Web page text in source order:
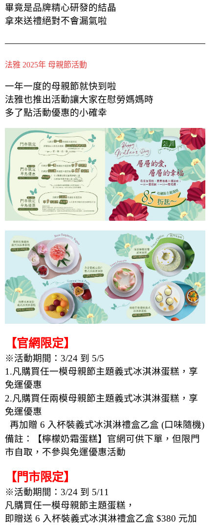
畢竟是品牌精心研發的結晶
拿來送禮絕對不會漏氣啦
法雅 2025年 母親節活動
一年一度的母親節就快到啦
法雅也推出活動讓大家在慰勞媽媽時
多了點活動優惠的小確幸
【官網限定】
※活動期間：3/24 到 5/5
1.凡購買任一模母親節主題義式冰淇淋蛋糕，享
免運優惠
2.凡購買任兩模母親節主題義式冰淇淋蛋糕，享
免運優惠
再加贈 6 入杯裝義式冰淇淋禮盒乙盒 (口味隨機)
備註：【檸檬奶霜蛋糕】官網可供下單，但限門
市自取，不參與免運優惠活動
【門市限定】
※活動期間：3/24 到 5/11
凡購買任一模母親節主題蛋糕，
即贈送 6 入杯裝義式冰淇淋禮盒乙盒 $380 元加